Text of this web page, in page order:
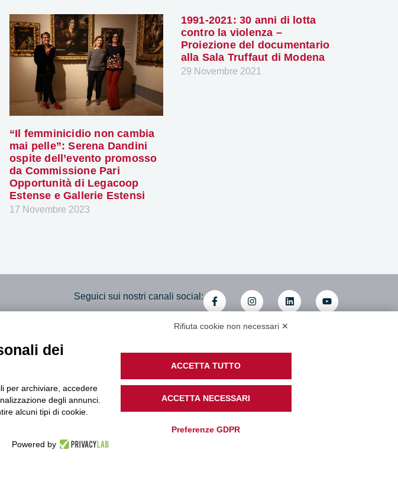
“Il femminicidio non cambia
mai pelle”: Serena Dandini
ospite dell’evento promosso
da Commissione Pari
Opportunità di Legacoop
Estense e Gallerie Estensi
17 Novembre 2023
1991-2021: 30 anni di lotta
contro la violenza –
Proiezione del documentario
alla Sala Truffaut di Modena
29 Novembre 2021
Seguici sui nostri canali social:
Trasparenza Amministrativa
Dichiarazione di Accessibilità
Rifiuta cookie non necessari ✕
dei
per archiviare, accedere
degli annunci.
alcuni tipi di cookie.
Powered by
ACCETTA TUTTO
ACCETTA NECESSARI
Preferenze GDPR